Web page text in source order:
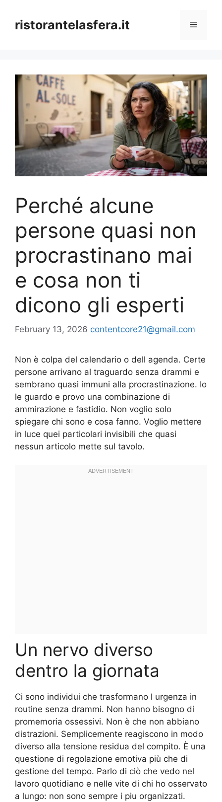
contentristorantelasfera.it Menu
Perché alcune
persone quasi non
procrastinano mai
e cosa non ti
dicono gli esperti
February 13, 2026 contentcore21@gmail.com
Non è colpa del calendario o dell agenda. Certe
persone arrivano al traguardo senza drammi e
sembrano quasi immuni alla procrastinazione. Io
le guardo e provo una combinazione di
ammirazione e fastidio. Non voglio solo
spiegare chi sono e cosa fanno. Voglio mettere
in luce quei particolari invisibili che quasi
nessun articolo mette sul tavolo.
Un nervo diverso
dentro la giornata
Ci sono individui che trasformano l urgenza in
routine senza drammi. Non hanno bisogno di
promemoria ossessivi. Non è che non abbiano
distrazioni. Semplicemente reagiscono in modo
diverso alla tensione residua del compito. È una
questione di regolazione emotiva più che di
gestione del tempo. Parlo di ciò che vedo nel
lavoro quotidiano e nelle vite di chi ho osservato
a lungo: non sono sempre i piu organizzati.